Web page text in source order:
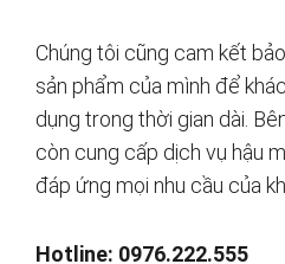
Chúng tôi cũng cam kết
sản phẩm của mình để
dụng trong thời gian dài.
còn cung cấp dịch vụ hậu
đáp ứng mọi nhu cầu của
Hotline: 0976.222.555